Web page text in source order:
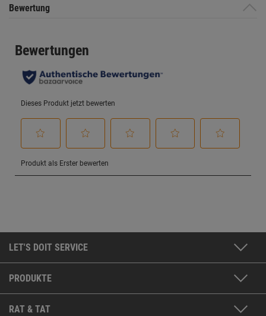
Bewertung
LET'S DOIT SERVICE
PRODUKTE
RAT & TAT